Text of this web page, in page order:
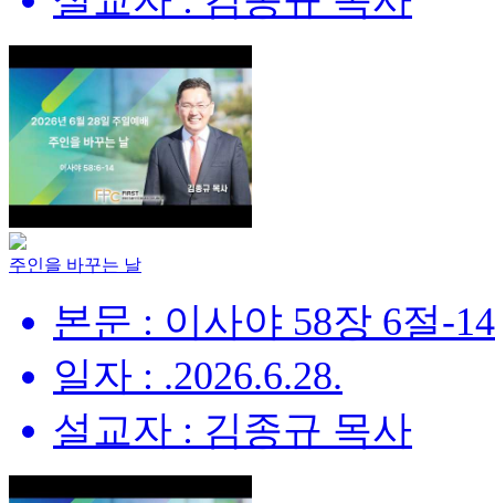
주인을 바꾸는 날
본문 : 이사야 58장 6절-
일자 : .2026.6.28.
설교자 : 김종규 목사